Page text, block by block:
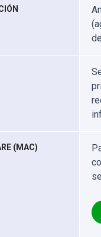
(MAC)